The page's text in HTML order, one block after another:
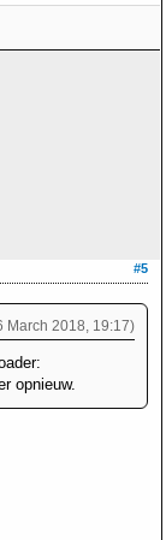
#5
March 2018, 19:17)
opnieuw.